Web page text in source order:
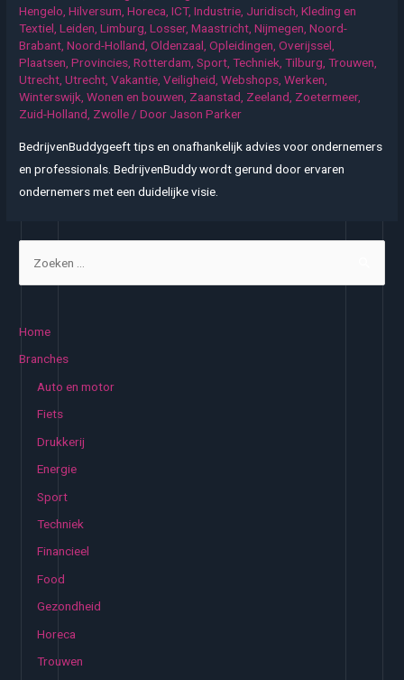
Hengelo ,Hilversum ,Horeca ,ICT,Industrie Juridisch ,Kleding en
Textiel ,Leiden ,Limburg ,Losser,Maastricht ,Nijmegen ,Noord-
Brabant ,Noord-Holland ,Oldenzaal ,Opleidingen ,Overijssel
Plaatsen ,Provincies ,Rotterdam ,Sport ,Techniek ,Tilburg ,Trouwen
Utrecht ,Utrecht ,Vakantie ,Veiligheid ,Webshops ,Werken
Winterswijk ,Wonen en bouwen Zaanstad Zeeland Zoetermeer,
Zuid-Holland Zwolle / Door Jason Parker
BedrijvenBuddygeeft tips en onafhankelijk advies voor ondernemers
en professionals. BedrijvenBuddy wordt gerund door ervaren
ondernemers met een duidelijke visie.
Home
Branches
Auto en motor
Fiets
Drukkerij
Energie
Sport
Techniek
Financieel
Food
Gezondheid
Horeca
Trouwen